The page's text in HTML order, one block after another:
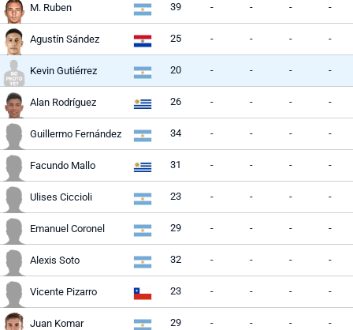
M. Ruben 39 - - - -
Agustín Sández 25 - - - -
Kevin Gutiérrez 20 - - - -
Alan Rodríguez 26 - - - -
Guillermo Fernández 34 - - - -
Facundo Mallo 31 - - - -
Ulises Ciccioli 23 - - - -
Emanuel Coronel 29 - - - -
Alexis Soto 32 - - - -
Vicente Pizarro 23 - - - -
Juan Komar 29 - - - -